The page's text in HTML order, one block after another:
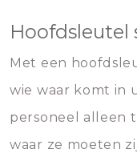
Hoofdsleutel
Met een
wie waar komt in
personeel alleen
waar ze moeten